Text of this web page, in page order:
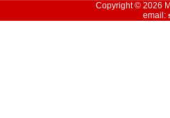
Copyright © 2026
email: